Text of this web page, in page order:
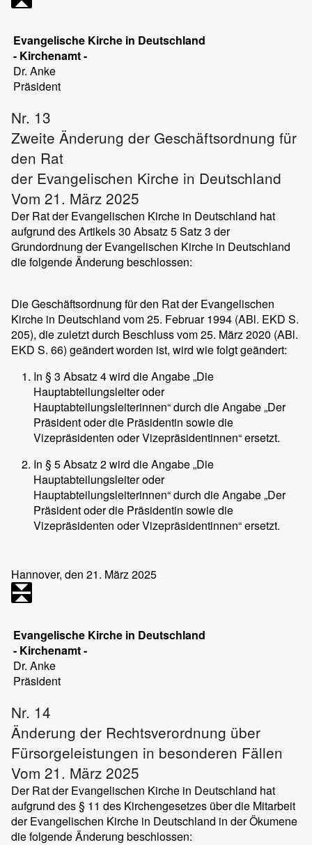
Evangelische Kirche in Deutschland
- Kirchenamt -
Dr.Anke
Präsident
Nr. 13
Zweite Änderung der Geschäftsordnung für
den Rat
der Evangelischen Kirche in Deutschland
Vom 21. März 2025
Der Rat der Evangelischen Kirche in Deutschland hat
aufgrund des Artikels 30 Absatz 5 Satz 3 der
Grundordnung der Evangelischen Kirche in Deutschland
die folgende Änderung beschlossen:
Die Geschäftsordnung für den Rat der Evangelischen
Kirche in Deutschland vom 25. Februar 1994 (ABl. EKD S.
205), die zuletzt durch Beschluss vom 25. März 2020 (ABl.
EKD S. 66) geändert worden ist, wird wie folgt geändert:
In § 3 Absatz 4 wird die Angabe „Die
Hauptabteilungsleiter oder
Hauptabteilungsleiterinnen“ durch die Angabe „Der
Präsident oder die Präsidentin sowie die
Vizepräsidenten oder Vizepräsidentinnen“ ersetzt.
In § 5 Absatz 2 wird die Angabe „Die
Hauptabteilungsleiter oder
Hauptabteilungsleiterinnen“ durch die Angabe „Der
Präsident oder die Präsidentin sowie die
Vizepräsidenten oder Vizepräsidentinnen“ ersetzt.
Hannover, den 21. März 2025
Evangelische Kirche in Deutschland
- Kirchenamt -
Dr.Anke
Präsident
Nr. 14
Änderung der Rechtsverordnung über
Fürsorgeleistungen in besonderen Fällen
Vom 21. März 2025
Der Rat der Evangelischen Kirche in Deutschland hat
aufgrund des § 11 des Kirchengesetzes über die Mitarbeit
der Evangelischen Kirche in Deutschland in der Ökumene
die folgende Änderung beschlossen: